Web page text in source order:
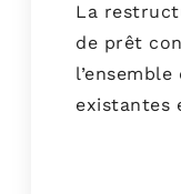
La
de prêt
existantes